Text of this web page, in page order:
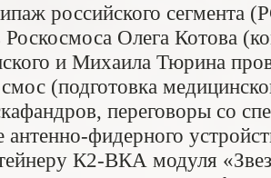
российского сегмента
Роскосмоса Олега Котова
и Михаила Тюрина
(подготовка
переговоры со
антенно-фидерного
К2-ВКА модуля